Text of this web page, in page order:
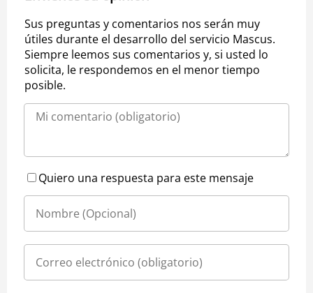
Sus preguntas y comentarios nos serán muy
útiles durante el desarrollo del servicio Mascus.
Siempre leemos sus comentarios y, si usted lo
solicita, le respondemos en el menor tiempo
posible.
Quiero una respuesta para este mensaje